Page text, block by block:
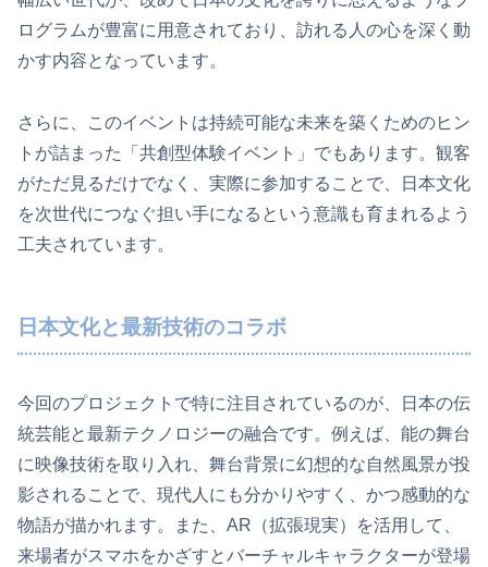
ログラムが豊富に用意されており、訪れる人の心を深く動
かす内容となっています。
さらに、このイベントは持続可能な未来を築くためのヒン
トが詰まった「共創型体験イベント」でもあります。観客
がただ見るだけでなく、実際に参加することで、日本文化
を次世代につなぐ担い手になるという意識も育まれるよう
工夫されています。
日本文化と最新技術のコラボ
今回のプロジェクトで特に注目されているのが、日本の伝
統芸能と最新テクノロジーの融合です。例えば、能の舞台
に映像技術を取り入れ、舞台背景に幻想的な自然風景が投
影されることで、現代人にも分かりやすく、かつ感動的な
物語が描かれます。また、AR（拡張現実）を活用して、
来場者がスマホをかざすとバーチャルキャラクターが登場